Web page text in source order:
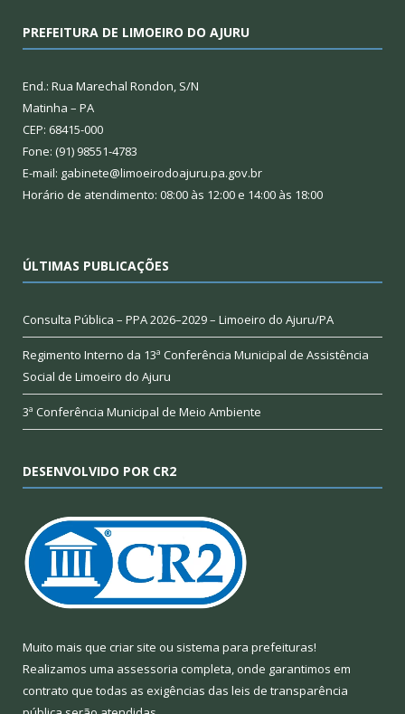
PREFEITURA DE LIMOEIRO DO AJURU
End.: Rua Marechal Rondon, S/N
Matinha – PA
CEP: 68415-000
Fone: (91) 98551-4783
E-mail: gabinete@limoeirodoajuru.pa.gov.br
Horário de atendimento: 08:00 às 12:00 e 14:00 às 18:00
ÚLTIMAS PUBLICAÇÕES
Consulta Pública – PPA 2026–2029 – Limoeiro do Ajuru/PA
Regimento Interno da 13ª Conferência Municipal de Assistência
Social de Limoeiro do Ajuru
3ª Conferência Municipal de Meio Ambiente
DESENVOLVIDO POR CR2
Muito mais que criar site ou sistema para prefeituras!
Realizamos uma assessoria completa, onde garantimos em
contrato que todas as exigências das leis de transparência